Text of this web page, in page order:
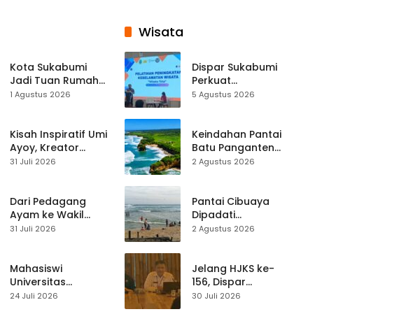
Kota Sukabumi
Jadi Tuan Rumah
Kontes Batu Akik
1 Agustus 2026
Kisah Inspiratif Umi
Ayoy, Kreator
TikTok Asal
Live Streaming
31 Juli 2026
Dari Pedagang
Ayam ke Wakil
Ketua DPRD, H.
Pasar Cisaat
31 Juli 2026
Mahasiswi
Universitas
Muhammadiyah
24 Juli 2026
Wisata
Dispar Sukabumi
Perkuat
Keselamatan
Mitigasi hingga
Teknik Evakuasi
5 Agustus 2026
Keindahan Pantai
Batu Panganten
Mulai Dilirik
2 Agustus 2026
Pantai Cibuaya
Dipadati
Wisatawan,
Waspada
2 Agustus 2026
Jelang HJKS ke-
156, Dispar
Kabupaten
30 Juli 2026